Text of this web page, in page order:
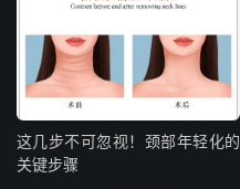
这几步不可忽视！颈部年轻化的
关键步骤